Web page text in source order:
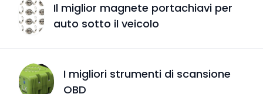
Il miglior magnete portachiavi per
auto sotto il veicolo
I migliori strumenti di scansione
OBD